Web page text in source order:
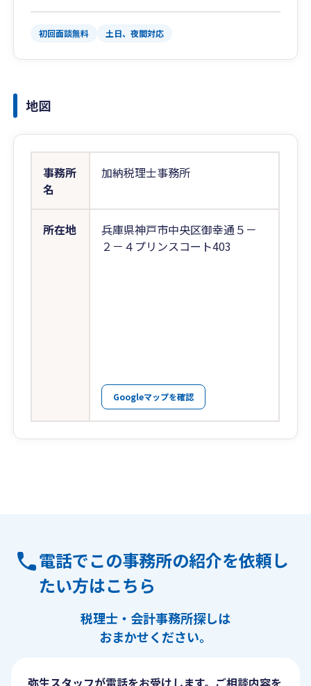
初回面談無料 土日、夜間対応
地図
事務所
名
加納税理士事務所
所在地
兵庫県神戸市中央区御幸通５－
２－４プリンスコート403
Googleマップを確認
電話でこの事務所の紹介を依頼し
たい方はこちら
税理士・会計事務所探しは
おまかせください。
弥生スタッフが電話をお受けします。ご相談内容を